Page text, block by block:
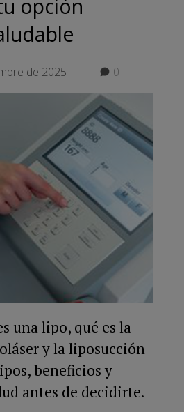
opción
de 2025 0
una lipo, qué es la
y la liposucción
beneficios y
antes de decidirte.